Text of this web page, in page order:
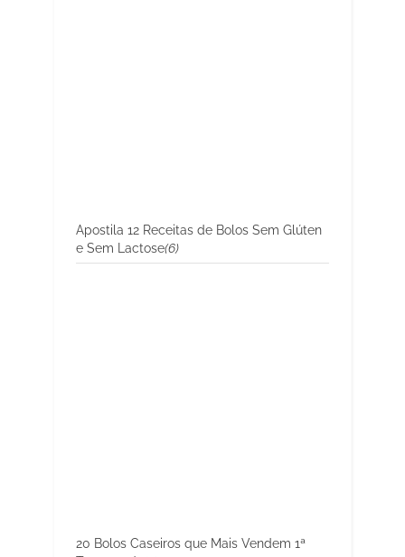
Apostila 12 Receitas de Bolos Sem Glúten
e Sem Lactose(6)
20 Bolos Caseiros que Mais Vendem 1ª